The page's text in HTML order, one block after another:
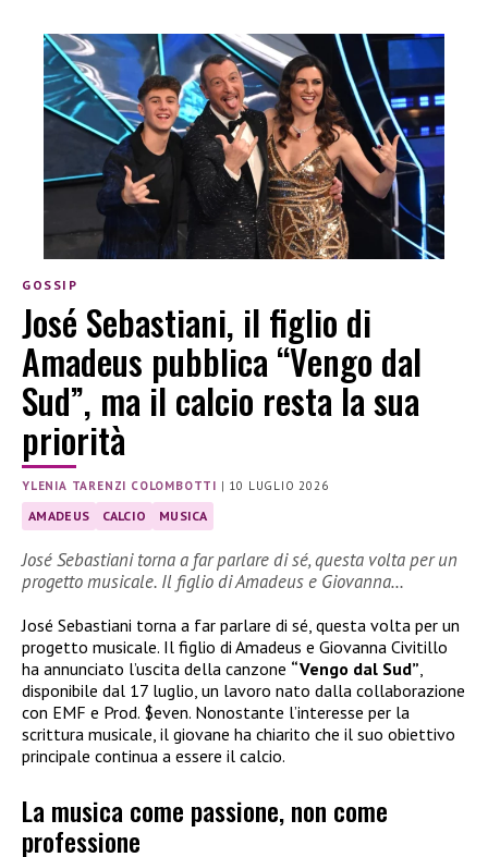
GOSSIP
José Sebastiani, il figlio di
Amadeus pubblica “Vengo dal
Sud”, ma il calcio resta la sua
priorità
YLENIA TARENZI COLOMBOTTI | 10 LUGLIO 2026
AMADEUS CALCIO MUSICA
José Sebastiani torna a far parlare di sé, questa volta per un
progetto musicale. Il figlio di Amadeus e Giovanna…
José Sebastiani torna a far parlare di sé, questa volta per un
progetto musicale. Il figlio di Amadeus e Giovanna Civitillo
ha annunciato l’uscita della canzone “Vengo dal Sud”,
disponibile dal 17 luglio, un lavoro nato dalla collaborazione
con EMF e Prod. $even. Nonostante l’interesse per la
scrittura musicale, il giovane ha chiarito che il suo obiettivo
principale continua a essere il calcio.
La musica come passione, non come
professione